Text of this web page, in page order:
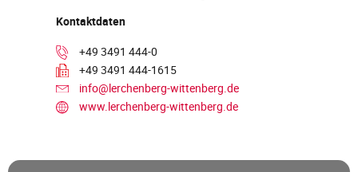
Kontaktdaten
+49 3491 444-0
+49 3491 444-1615
info@lerchenberg-wittenberg.de
www.lerchenberg-wittenberg.de